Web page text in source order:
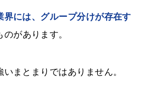
界には、グループ分けが存在す
があります。
まとまりではありません。